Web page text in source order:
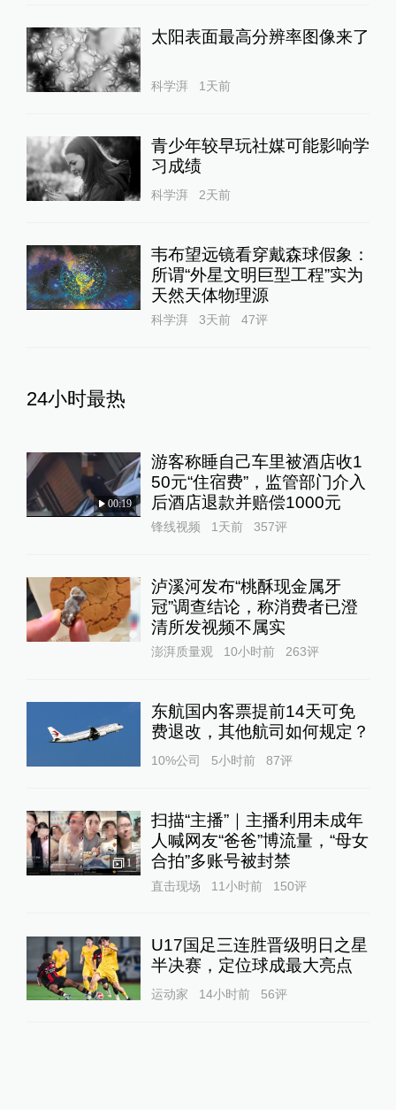
太阳表面最高分辨率图像来了
科学湃 1天前
青少年较早玩社媒可能影响学
习成绩
科学湃 2天前
韦布望远镜看穿戴森球假象：
所谓“外星文明巨型工程”实为
天然天体物理源
科学湃 3天前 47评
24小时最热
00:19
游客称睡自己车里被酒店收1
50元“住宿费”，监管部门介入
后酒店退款并赔偿1000元
锋线视频 1天前 357评
泸溪河发布“桃酥现金属牙
冠”调查结论，称消费者已澄
清所发视频不属实
澎湃质量观 10小时前 263评
东航国内客票提前14天可免
费退改，其他航司如何规定？
10%公司 5小时前 87评
1
扫描“主播”｜主播利用未成年
人喊网友“爸爸”博流量，“母女
合拍”多账号被封禁
直击现场 11小时前 150评
U17国足三连胜晋级明日之星
半决赛，定位球成最大亮点
运动家 14小时前 56评